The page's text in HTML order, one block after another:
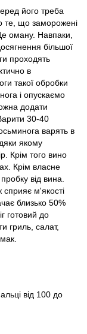
його треба
те, що заморожені
оману. Навпаки,
більшої
проходять
в
такої обробки
і опускаємо
додати
30-40
варять в
якому
Крім того вино
Крім власне
від вина.
сприяє м'якості
близько 50%
готовий до
гриль, салат,
від 100 до